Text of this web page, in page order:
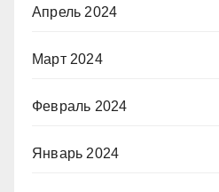
Апрель 2024
Март 2024
Февраль 2024
Январь 2024